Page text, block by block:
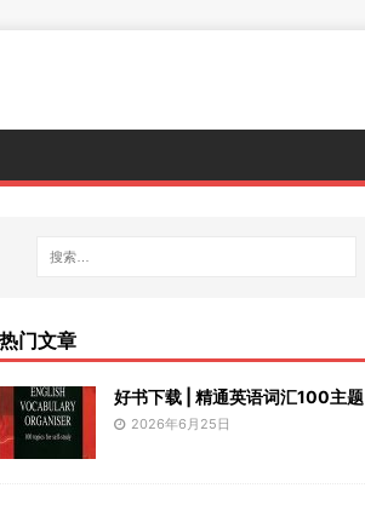
热门文章
好书下载 | 精通英语词汇100主题
2026年6月25日